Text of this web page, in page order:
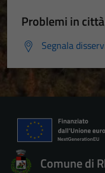
Problemi in città
Segnala
Comune di